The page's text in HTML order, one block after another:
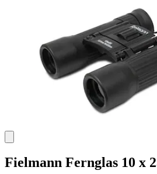
Fielmann Fernglas 10 x